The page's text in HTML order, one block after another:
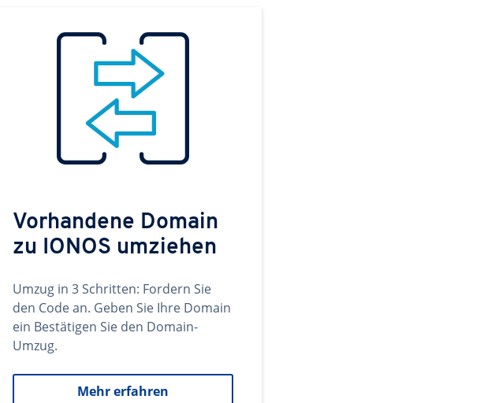
Vorhandene Domain
zu IONOS umziehen
Umzug in 3 Schritten: Fordern Sie
den Code an. Geben Sie Ihre Domain
ein Bestätigen Sie den Domain-
Umzug.
Mehr erfahren